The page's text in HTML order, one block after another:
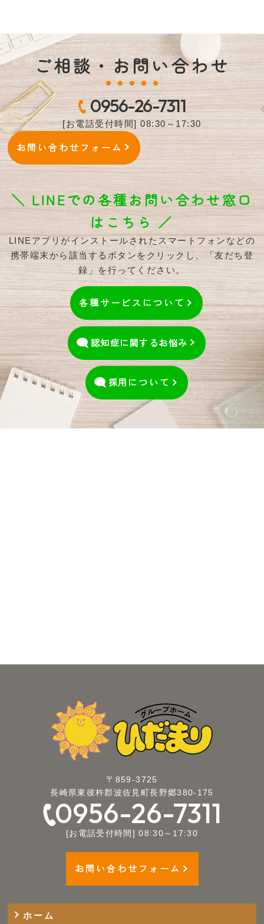
ご相談・お問い合わせ
0956-26-7311
[お電話受付時間] 08:30～17:30
お問い合わせフォーム
＼ LINEでの各種お問い合わせ窓口
はこちら ／
LINEアプリがインストールされたスマートフォンなどの
携帯端末から該当するボタンをクリックし、「友だち登
録」を行ってください。
各種サービスについて
認知症に関するお悩み
採用 について
〒859-3725
長崎県東彼杵郡波佐見町長野郷380-175
0956-26-7311
[お電話受付時間] 08:30～17:30
お問い合わせフォーム
ホーム